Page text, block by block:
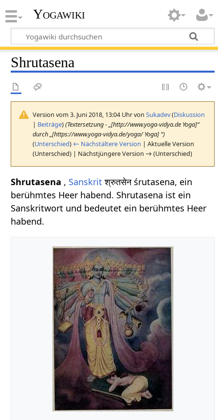
Yogawiki
Shrutasena
Version vom 3. Juni 2018, 13:04 Uhr vonSukadev(Diskussion
| Beiträge)(Textersetzung - „[http://www.yoga-vidya.de Yoga]“
durch „[https://www.yoga-vidya.de/yoga/ Yoga] “)
(Unterschied) ← Nächstältere Version | Aktuelle Version
(Unterschied) | Nächstjüngere Version → (Unterschied)
Shrutasena , Sanskrit श्रुतसेन śrutasena, ein
berühmtes Heer habend. Shrutasena ist ein
Sanskritwort und bedeutet ein berühmtes Heer
habend.